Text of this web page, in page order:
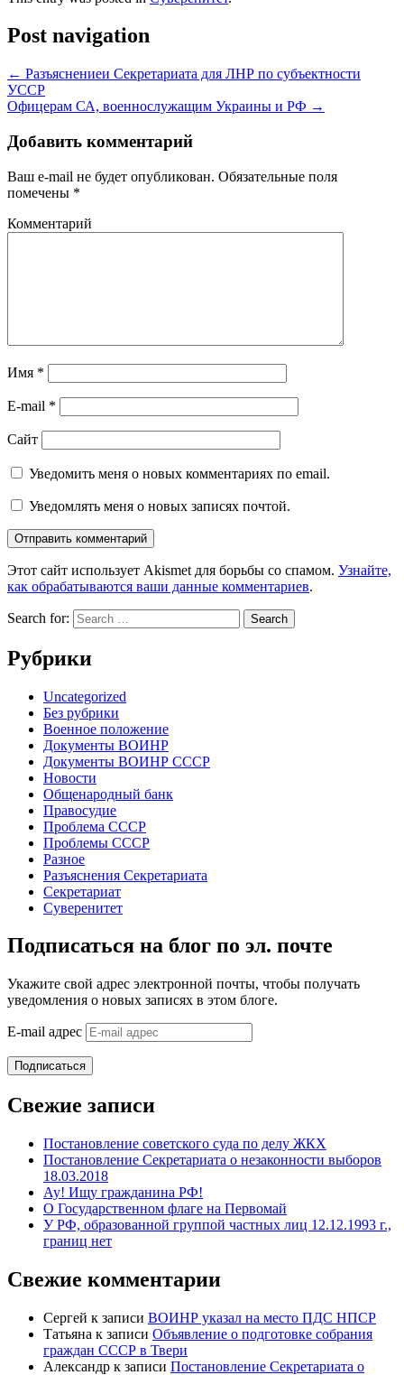
Post navigation
← Разъяснениеи Секретариата для ЛНР по субъектности
УССР
Офицерам СА, военнослужащим Украины и РФ →
Добавить комментарий
Ваш e-mail не будет опубликован. Обязательные поля
помечены *
Комментарий
Имя *
E-mail *
Сайт
Уведомить меня о новых комментариях по email.
Уведомлять меня о новых записях почтой.
Этот сайт использует Akismet для борьбы со спамом. Узнайте,
как обрабатываются ваши данные комментариев.
Search for:
Рубрики
Uncategorized
Без рубрики
Военное положение
Документы ВОИНР
Документы ВОИНР СССР
Новости
Общенародный банк
Правосудие
Проблема СССР
Проблемы СССР
Разное
Разъяснения Секретариата
Секретариат
Суверенитет
Подписаться на блог по эл. почте
Укажите свой адрес электронной почты, чтобы получать
уведомления о новых записях в этом блоге.
E-mail адрес
Подписаться
Свежие записи
Постановление советского суда по делу ЖКХ
Постановление Секретариата о незаконности выборов
18.03.2018
Ау! Ищу гражданина РФ!
О Государственном флаге на Первомай
У РФ, образованной группой частных лиц 12.12.1993 г.,
границ нет
Свежие комментарии
Сергей к записи ВОИНР указал на место ПДС НПСР
Татьяна к записи Объявление о подготовке собрания
граждан СССР в Твери
Александр к записи Постановление Секретариата о